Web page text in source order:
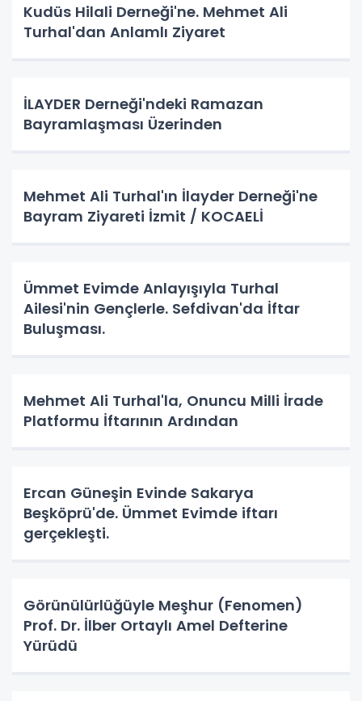
Kudüs Hilali Derneği'ne. Mehmet Ali
Turhal'dan Anlamlı Ziyaret
İLAYDER Derneği'ndeki Ramazan
Bayramlaşması Üzerinden
Mehmet Ali Turhal'ın İlayder Derneği'ne
Bayram Ziyareti İzmit / KOCAELİ
Ümmet Evimde Anlayışıyla Turhal
Ailesi'nin Gençlerle. Sefdivan'da İftar
Buluşması.
Mehmet Ali Turhal'la, Onuncu Milli İrade
Platformu İftarının Ardından
Ercan Güneşin Evinde Sakarya
Beşköprü'de. Ümmet Evimde iftarı
gerçekleşti.
Görünülürlüğüyle Meşhur (Fenomen)
Prof. Dr. İlber Ortaylı Amel Defterine
Yürüdü